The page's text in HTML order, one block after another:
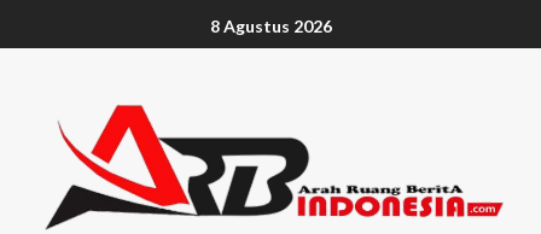
8 Agustus 2026